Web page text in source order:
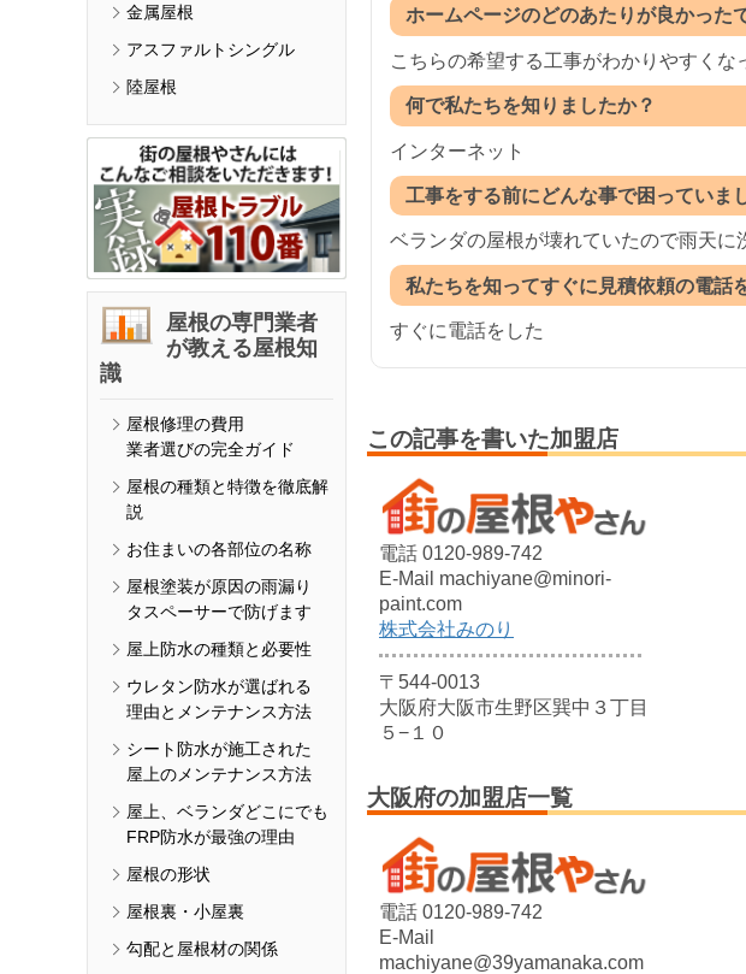
金属屋根
アスファルトシングル
陸屋根
屋根の専門業者
が教える屋根知
識
屋根修理の費用
業者選びの完全ガイド
屋根の種類と特徴を徹底解
説
お住まいの各部位の名称
屋根塗装が原因の雨漏り
タスペーサーで防げます
屋上防水の種類と必要性
ウレタン防水が選ばれる
理由とメンテナンス方法
シート防水が施工された
屋上のメンテナンス方法
屋上、ベランダどこにでも
FRP防水が最強の理由
屋根の形状
屋根裏・小屋裏
勾配と屋根材の関係
ホームページのどのあたりが良かった
こちらの希望する工事がわかりやすくな
何で私たちを知りましたか？
インターネット
工事をする前にどんな事で困っていま
ベランダの屋根が壊れていたので雨天に
私たちを知ってすぐに見積依頼の電話
すぐに電話をした
この記事を書いた加盟店
電話 0120-989-742
E-Mail machiyane@minori-
paint.com
株式会社みのり
〒544-0013
大阪府大阪市生野区巽中３丁目
５−１０
大阪府の加盟店一覧
電話 0120-989-742
E-Mail
machiyane@39yamanaka.com